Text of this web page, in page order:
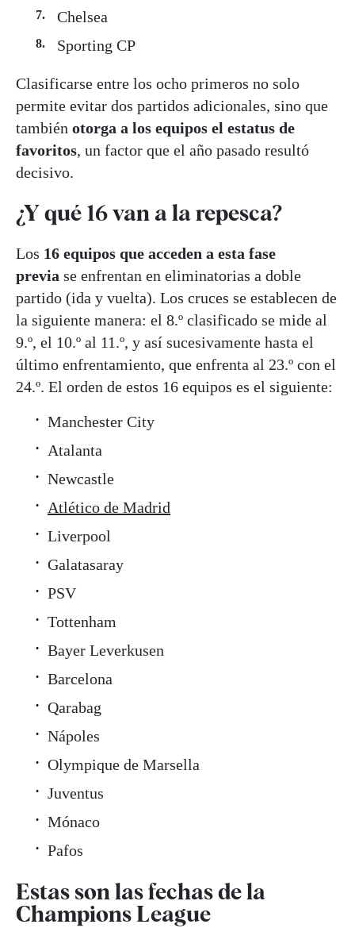
Chelsea
Sporting CP
Clasificarse entre los ocho primeros no solo
permite evitar dos partidos adicionales, sino que
también otorga a los equipos el estatus de
favoritos, un factor que el año pasado resultó
decisivo.
¿Y qué 16 van a la repesca?
Los 16 equipos que acceden a esta fase
previa se enfrentan en eliminatorias a doble
partido (ida y vuelta). Los cruces se establecen de
la siguiente manera: el 8.º clasificado se mide al
9.º, el 10.º al 11.º, y así sucesivamente hasta el
último enfrentamiento, que enfrenta al 23.º con el
24.º. El orden de estos 16 equipos es el siguiente:
Manchester City
Atalanta
Newcastle
Atlético de Madrid
Liverpool
Galatasaray
PSV
Tottenham
Bayer Leverkusen
Barcelona
Qarabag
Nápoles
Olympique de Marsella
Juventus
Mónaco
Pafos
Estas son las fechas de la
Champions League